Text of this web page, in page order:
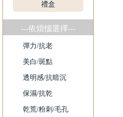
禮盒
---依煩惱選擇---
彈力/抗老
美白/斑點
透明感/抗暗沉
保濕/抗乾
乾荒/粉刺/毛孔